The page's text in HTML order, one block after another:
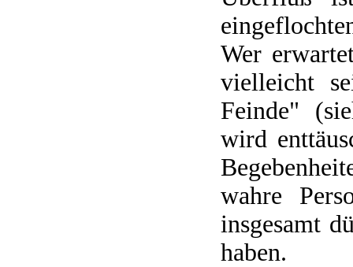
Wer
vielleicht
Feinde"
wird
wahre
insgesamt
haben.